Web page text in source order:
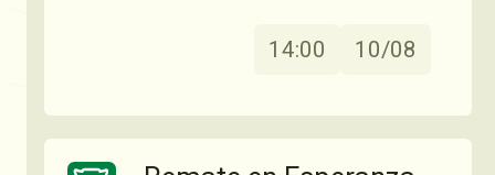
Ver transmisión
13:30 04/06
Esperanza, Santa Fe,
Ver transmisión
14:00 10/08